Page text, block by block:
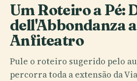
Um Roteiro a Pé:
dell'Abbondanza
Anfiteatro
Pule o roteiro sugerido pelo
percorra toda a extensão da